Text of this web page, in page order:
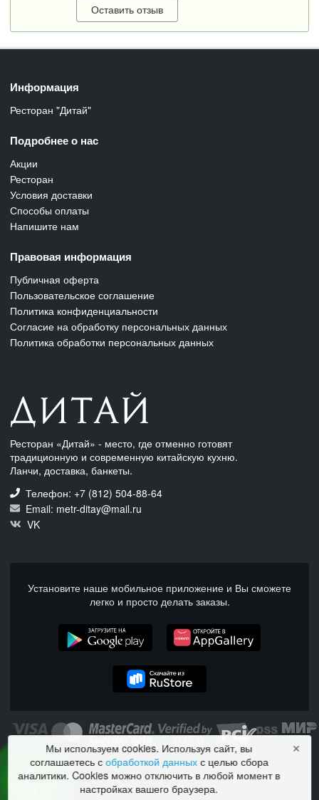
Оставить отзыв
Информация
Ресторан "Дитай"
Подробнее о нас
Акции
Ресторан
Условия доставки
Способы оплаты
Напишите нам
Правовая информация
Публичная оферта
Пользовательское соглашение
Политика конфиденциальности
Согласие на обработку персональных данных
Политика обработки персональных данных
Ресторан «Дитай» - место, где отменно готовят
традиционную и современную китайскую кухню.
Ланчи, доставка, банкеты.
Телефон: +7 (812) 504-88-64
Email: metr-ditay@mail.ru
VK
Установите наше мобильное приложение и Вы сможете
легко и просто делать заказы.
© 2026 Ресторан Дитай. Все права защищены.
Работает на Moba.
Мы используем cookies. Используя сайт, вы
соглашаетесь собработкой данныхс целью сбора
аналитики. Cookies можно отключить в любой момент в
настройках вашего браузера.
✕